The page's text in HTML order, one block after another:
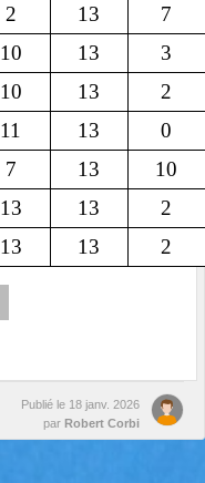
2 13
7
10 13
3
10 13
2
11 13
0
7 13
10
13 13
2
13 13 2
Publié le 18 janv. 2026
par Robert Corbi